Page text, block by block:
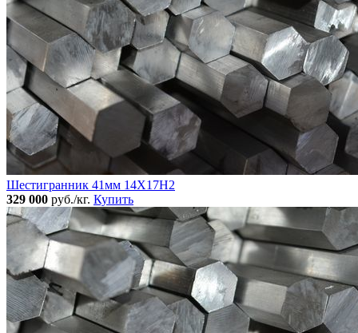
Шестигранник 41мм 14Х17Н2
329 000 руб./кг. Купить